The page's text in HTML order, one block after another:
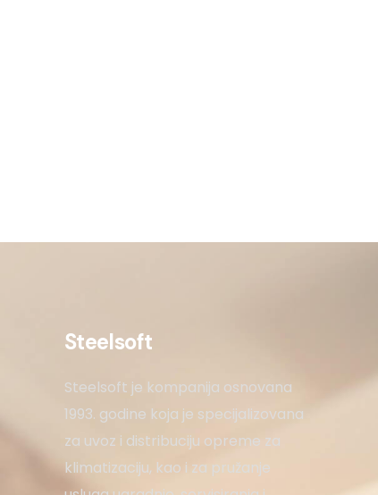
Steelsoft
Steelsoft je kompanija osnovana
1993. godine koja je specijalizovana
za uvoz i distribuciju opreme za
klimatizaciju, kao i za pružanje